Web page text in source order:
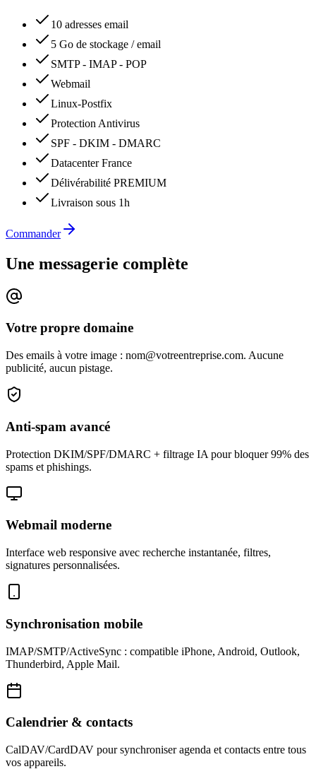
10 adresses email
5 Go de stockage / email
SMTP - IMAP - POP
Webmail
Linux-Postfix
Protection Antivirus
SPF - DKIM - DMARC
Datacenter France
Délivérabilité PREMIUM
Livraison sous 1h
Commander
Une messagerie complète
Votre propre domaine
Des emails à votre image : nom@votreentreprise.com. Aucune
publicité, aucun pistage.
Anti-spam avancé
Protection DKIM/SPF/DMARC + filtrage IA pour bloquer 99% des
spams et phishings.
Webmail moderne
Interface web responsive avec recherche instantanée, filtres,
signatures personnalisées.
Synchronisation mobile
IMAP/SMTP/ActiveSync : compatible iPhone, Android, Outlook,
Thunderbird, Apple Mail.
Calendrier & contacts
CalDAV/CardDAV pour synchroniser agenda et contacts entre tous
vos appareils.